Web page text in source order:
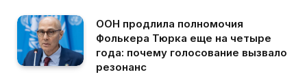
ООН продлила полномочия
Фолькера Тюрка еще на четыре
года: почему голосование вызвало
резонанс